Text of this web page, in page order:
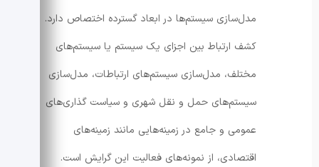
مدل‌سازی سیستم‌ها در ابعاد گسترده اختصاص دارد.
کشف ارتباط بین اجزای یک سیستم یا سیستم‌های
مختلف، مدل‌سازی سیستم‌های ارتباطات، مدل‌سازی
سیستم‌های حمل و نقل شهری و سیاست‌ گذاری‌های
عمومی و جامع در زمینه‌هایی مانند زمینه‌های
اقتصادی، از نمونه‌های فعالیت این گرایش است.